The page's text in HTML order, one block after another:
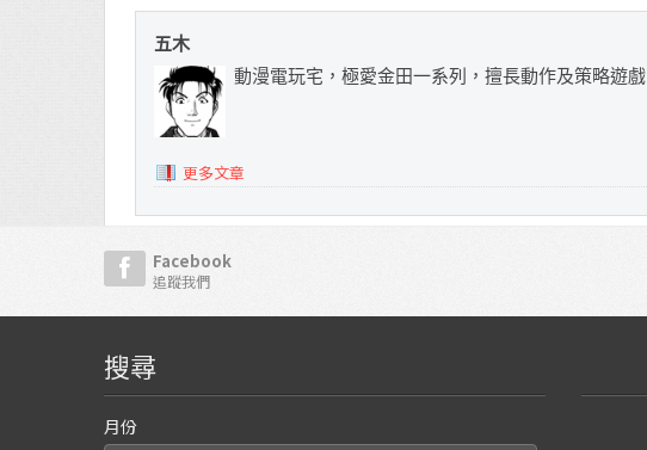
五木
動漫電玩宅，極愛金田一系列，擅長動作及策略遊戲
更多文章
Facebook
追蹤我們
搜尋
月份